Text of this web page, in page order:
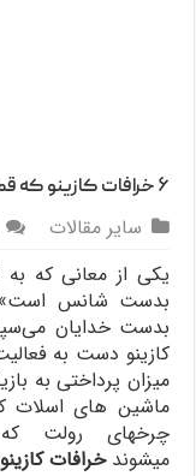
۶ خرافات کازینو که قمارباز ها به آن باور دارند
سایر مقالات
یکی از معانی که به
بدست شانس است»
بدست خدایان
کازینو دست به
میزان پرداختی به
ماشین های اسلات
چرخهای رولت
میشوند خرافات کازینو